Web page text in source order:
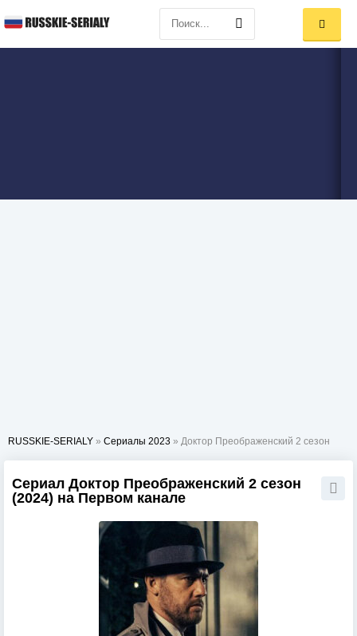
RUSSKIE-SERIALY » Сериалы 2023 » Доктор Преображенский 2 сезон
Сериал Доктор Преображенский 2 сезон
(2024) на Первом канале